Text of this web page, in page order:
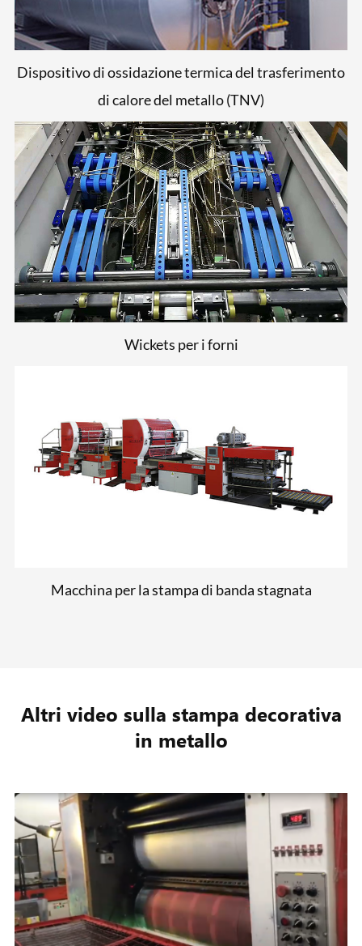
Dispositivo di ossidazione termica del trasferimento
di calore del metallo (TNV)
Wickets per i forni
Macchina per la stampa di banda stagnata
Altri video sulla stampa decorativa
in metallo